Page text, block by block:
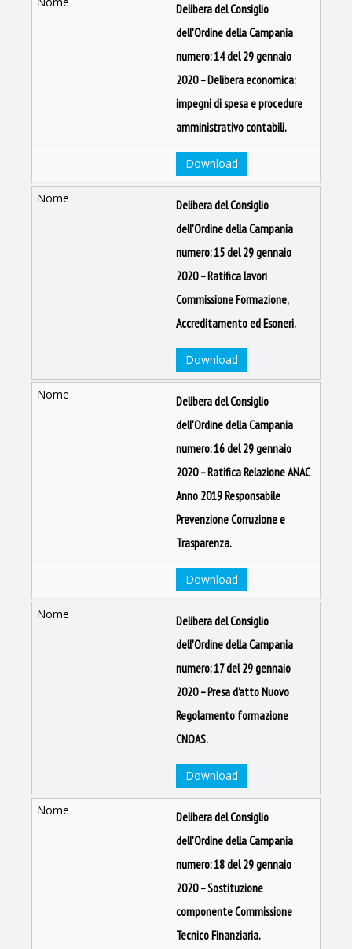
Delibera del Consiglio
dell'Ordine della Campania
numero: 14 del 29 gennaio
2020 – Delibera economica:
impegni di spesa e procedure
amministrativo contabili.
Download
Delibera del Consiglio
dell'Ordine della Campania
numero: 15 del 29 gennaio
2020 – Ratifica lavori
Commissione Formazione,
Accreditamento ed Esoneri.
Download
Delibera del Consiglio
dell'Ordine della Campania
numero: 16 del 29 gennaio
2020 – Ratifica Relazione ANAC
Anno 2019 Responsabile
Prevenzione Corruzione e
Trasparenza.
Download
Delibera del Consiglio
dell'Ordine della Campania
numero: 17 del 29 gennaio
2020 – Presa d’atto Nuovo
Regolamento formazione
CNOAS.
Download
Delibera del Consiglio
dell'Ordine della Campania
numero: 18 del 29 gennaio
2020 – Sostituzione
componente Commissione
Tecnico Finanziaria.